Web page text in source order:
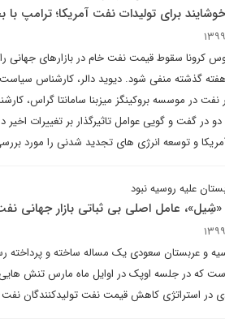
برای تولیدات نفت آمریکا؛
کرونا سقوط قیمت نفت خام در بازارهای
گذشته منفی شود. دیوید دالر، کارشناس سیاست
نفت در موسسه بروکینگز میزبنا سامانتا گراس،
در گفت و گویی عوامل تاثیرگذار بر تغییرات
و توسعه انرژی های تجدید شدنی را مورد
علیه روسیه نبود
«شِیل»، عامل اصلی بی ثباتی بازار جهانی
و عربستان سعودی یک مساله ساخته و پرداخته
که در جلسه اوپک در اوایل ماه مارس تنش هایی
در استراتژی کاهش قیمت نفت تولیدکنندگان نفت